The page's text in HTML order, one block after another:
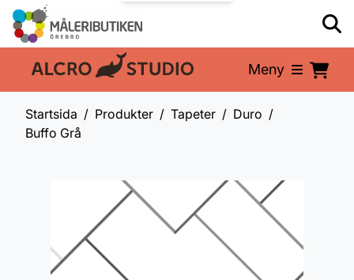
En del av: Meny
Startsida Produkter Tapeter
Duro
Buffo Grå